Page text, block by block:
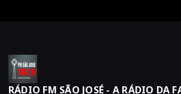
RÁDIO FM SÃO JOSÉ - A RÁDIO DA